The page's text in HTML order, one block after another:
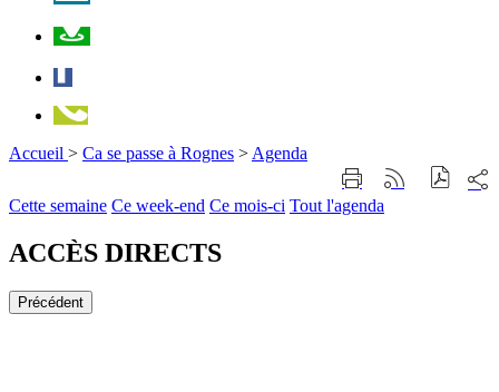
Accueil > Ca se passe à Rognes > Agenda
Imprimer
cette
page
Générer
flux
sur
Cette semaine Ce week-end Ce mois-ci Tout l'agenda
ACCÈS DIRECTS
Précédent